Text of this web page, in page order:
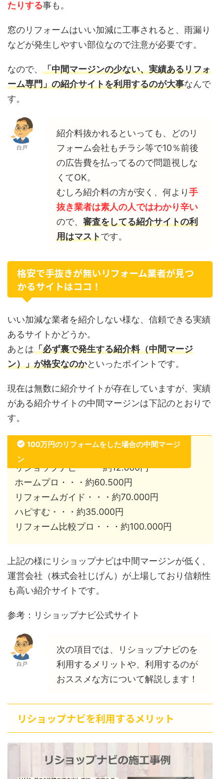
たりする事も。
窓のリフォームはいい加減に工事されると、雨漏り
などが発生しやすい部位なので注意が必要です。
なので、 「中間マージンの少ない、実績あるリフォ
ーム専門」の紹介サイトを利用するのが大事なんで
す。
白戸
紹介料抜かれるといっても、どのリ
フォーム会社もチラシ等で10％前後
の広告費を払ってるので問題視しな
くてOK。
むしろ紹介料の方が安く、何より手
抜き業者は素人の人ではわかり辛い
ので、 審査をしてる紹介サイトの利
用はマストです。
格安で手抜きが無いリフォーム業者が見つ
かるサイトはココ！
いい加減な業者を紹介しない様な、信頼できる実績
あるサイトかどうか。
あとは「必ず裏で発生する紹介料（中間マージ
ン）」が格安なのかといったポイントです。
現在は無数に紹介サイトが存在していますが、実績
がある紹介サイトの中間マージンは下記のとおりで
す。
100万円のリフォームをした場合の中間マージ
ン
リショップナビ・・・約12.000円
ホームプロ・・・約60.500円
リフォームガイド・・・約70.000円
ハピすむ・・・約35.000円
リフォーム比較プロ・・・約100.000円
上記の様にリショップナビは中間マージンが低く、
運営会社（株式会社じげん）が上場しており信頼性
も高い紹介サイトです。
参考：リショップナビ公式サイト
白戸
次の項目では、リショップナビのを
利用するメリットや、利用するのが
おススメな方について解説します！
リショップナビを利用するメリット